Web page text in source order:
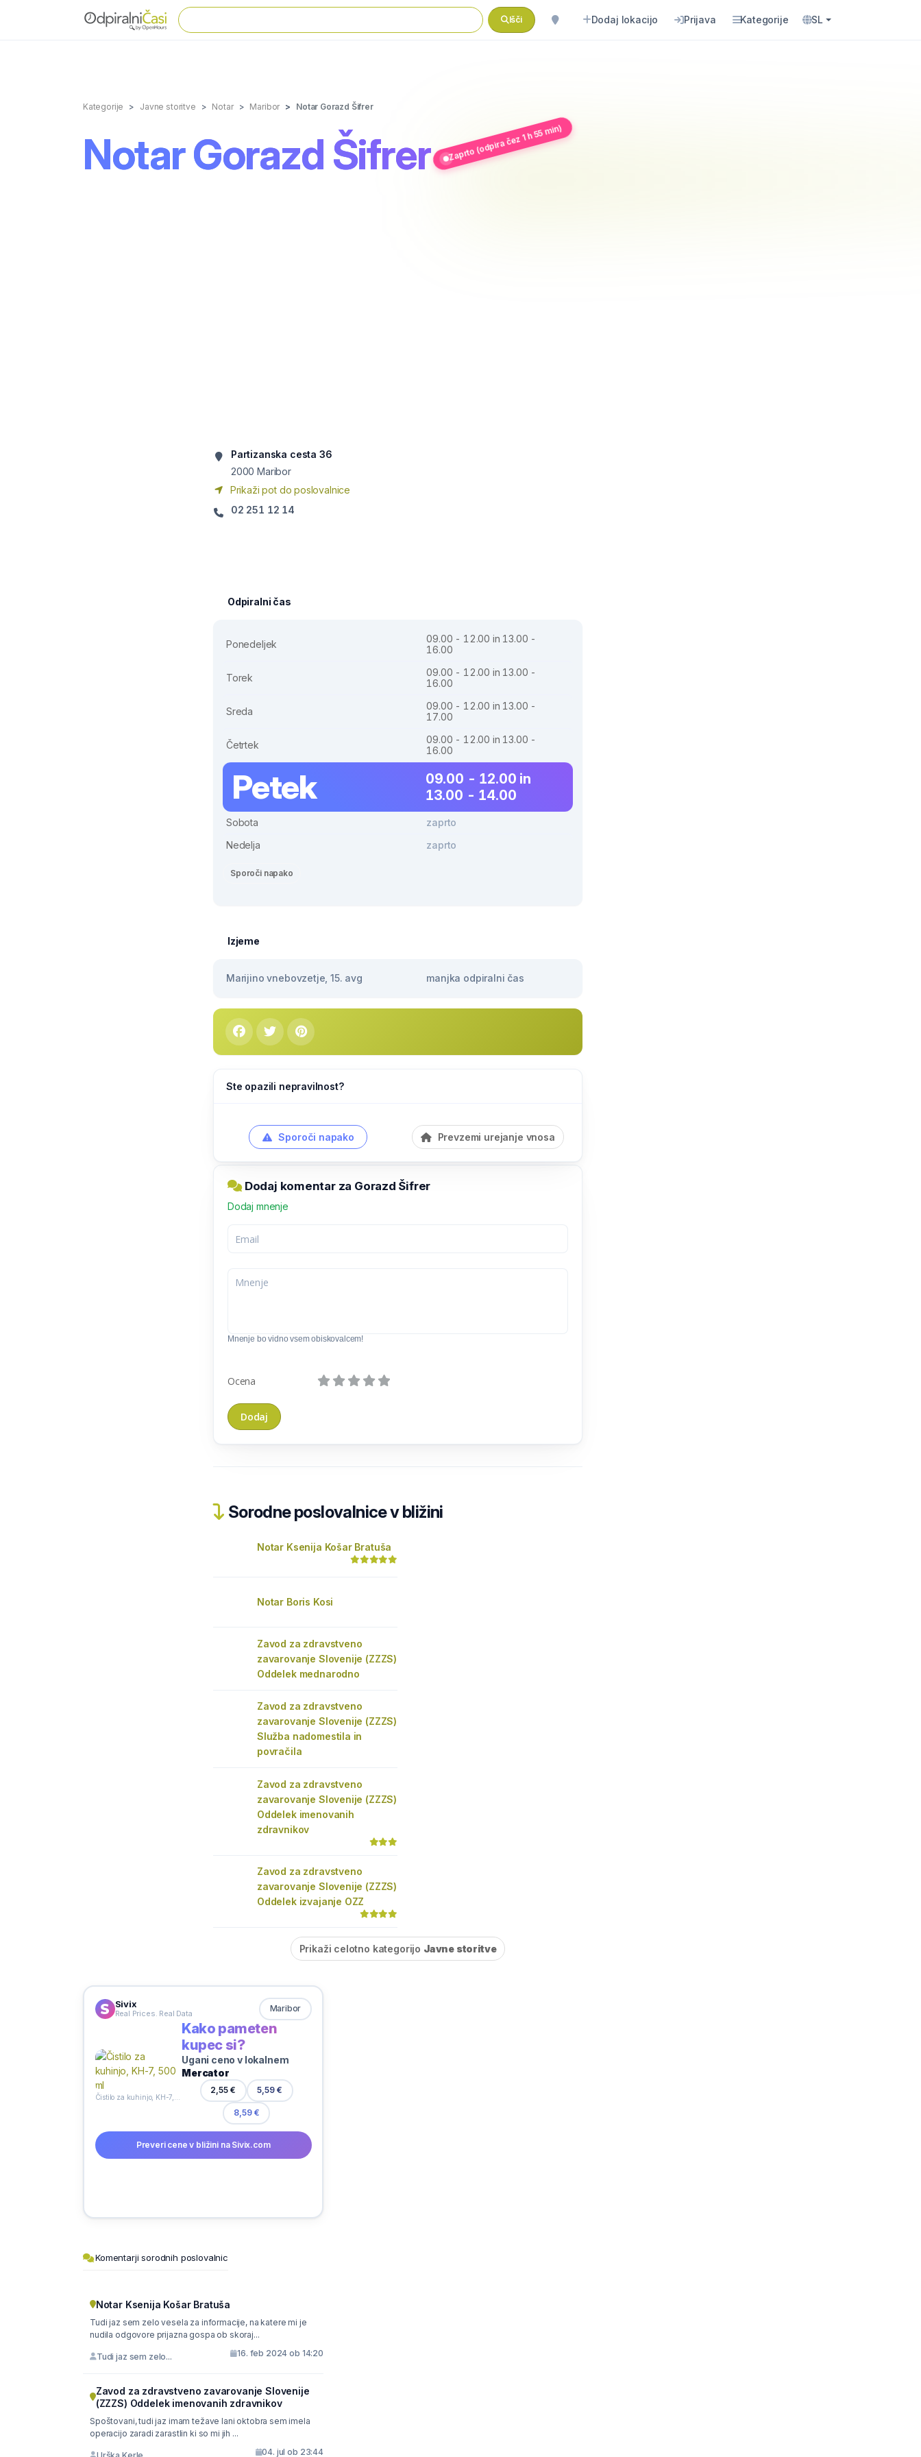
Išči Dodaj lokacijo Prijava Kategorije SL
Kategorije Javne storitve Notar Maribor Notar Gorazd Šifrer
Notar Gorazd Šifrer Zaprto (odpira čez 1 h 55 min)
Partizanska cesta 36
2000 Maribor
Prikaži pot do poslovalnice
02 251 12 14
Odpiralni čas
Ponedeljek
09.00 - 12.00 in 13.00 -
16.00
Torek
09.00 - 12.00 in 13.00 -
16.00
Sreda
09.00 - 12.00 in 13.00 -
17.00
Četrtek
09.00 - 12.00 in 13.00 -
16.00
Petek
09.00 - 12.00 in
13.00 - 14.00
Sobota
zaprto
Nedelja
zaprto
Sporoči napako
Izjeme
Marijino vnebovzetje, 15. avg manjka odpiralni čas
Ste opazili nepravilnost?
Sporoči napako Prevzemi urejanje vnosa
Dodaj komentar za Gorazd Šifrer
Dodaj mnenje
Mnenje bo vidno vsem obiskovalcem!
Ocena
Sorodne poslovalnice v bližini
Notar Ksenija Košar Bratuša
Notar Boris Kosi
Zavod za zdravstveno
zavarovanje Slovenije (ZZZS)
Oddelek mednarodno
Zavod za zdravstveno
zavarovanje Slovenije (ZZZS)
Služba nadomestila in
povračila
Zavod za zdravstveno
zavarovanje Slovenije (ZZZS)
Oddelek imenovanih
zdravnikov
Zavod za zdravstveno
zavarovanje Slovenije (ZZZS)
Oddelek izvajanje OZZ
Prikaži celotno kategorijo Javne storitve
Sivix
Real Prices. Real Data Maribor
Kako pameten
kupec si?
Ugani ceno v lokalnem
Mercator
2,55 € 5,59 €
8,59 €
Preveri cene v bližini na Sivix.com
Komentarji sorodnih poslovalnic
Notar Ksenija Košar Bratuša
Tudi jaz sem zelo vesela za informacije, na katere mi je
nudila odgovore prijazna gospa ob skoraj...
Tudi jaz sem zelo... 16. feb 2024 ob 14:20
Zavod za zdravstveno zavarovanje Slovenije
(ZZZS) Oddelek imenovanih zdravnikov
Spoštovani, tudi jaz imam težave lani oktobra sem imela
operacijo zaradi zarastlin ki so mi jih ...
Urška Kerle 04. jul ob 23:44